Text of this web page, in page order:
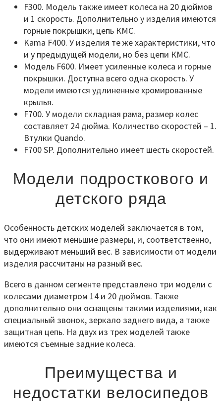
F300. Модель также имеет колеса на 20 дюймов
и 1 скорость. Дополнительно у изделия имеются
горные покрышки, цепь КМС.
Kama F400. У изделия те же характеристики, что
и у предыдущей модели, но без цепи КМС.
Модель F600. Имеет усиленные колеса и горные
покрышки. Доступна всего одна скорость. У
модели имеются удлиненные хромированные
крылья.
F700. У модели складная рама, размер колес
составляет 24 дюйма. Количество скоростей – 1.
Втулки Quando.
F700 SP. Дополнительно имеет шесть скоростей.
Модели подросткового и
детского ряда
Особенность детских моделей заключается в том,
что они имеют меньшие размеры, и, соответственно,
выдерживают меньший вес. В зависимости от модели
изделия рассчитаны на разный вес.
Всего в данном сегменте представлено три модели с
колесами диаметром 14 и 20 дюймов. Также
дополнительно они оснащены такими изделиями, как
специальный звонок, зеркало заднего вида, а также
защитная цепь. На двух из трех моделей также
имеются съемные задние колеса.
Преимущества и
недостатки велосипедов